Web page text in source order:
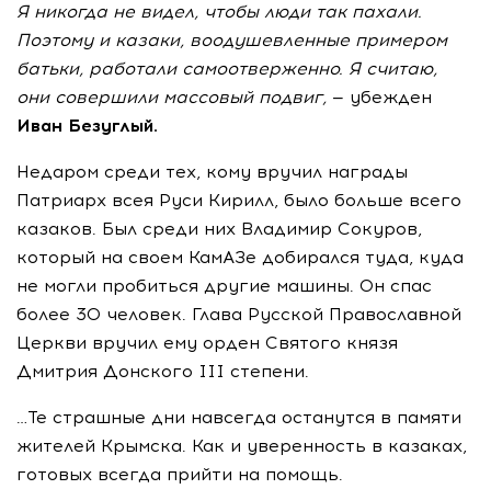
Я никогда не видел, чтобы люди так пахали.
Поэтому и казаки, воодушевленные примером
батьки, работали самоотверженно. Я считаю,
они совершили массовый подвиг, — убежден
Иван Безуглый.
Недаром среди тех, кому вручил награды
Патриарх всея Руси Кирилл, было больше всего
казаков. Был среди них Владимир Сокуров,
который на своем КамАЗе добирался туда, куда
не могли пробиться другие машины. Он спас
более 30 человек. Глава Русской Православной
Церкви вручил ему орден Святого князя
Дмитрия Донского III степени.
…Те страшные дни навсегда останутся в памяти
жителей Крымска. Как и уверенность в казаках,
готовых всегда прийти на помощь.